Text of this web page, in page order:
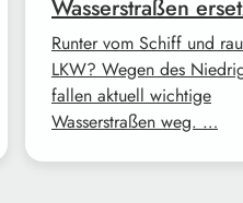
Wasserstraßen
Runter vom Schiff und
LKW? Wegen des
fallen aktuell wichtige
Wasserstraßen weg. …